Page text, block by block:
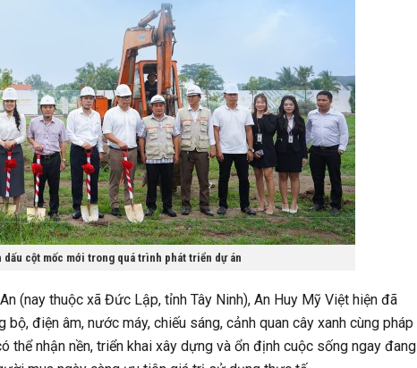
cột mốc mới trong quá trình phát triển dự án
(nay thuộc xã Đức Lập, tỉnh Tây Ninh), An Huy Mỹ Việt hiện đã
điện âm, nước máy, chiếu sáng, cảnh quan cây xanh cùng pháp
thể nhận nền, triển khai xây dựng và ổn định cuộc sống ngay đang